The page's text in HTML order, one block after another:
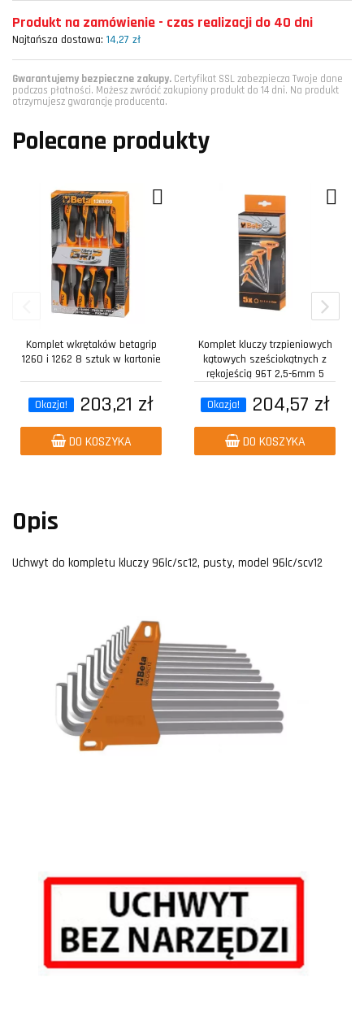
Produkt na zamówienie - czas realizacji do 40 dni
Najtańsza dostawa: 14,27 zł
Gwarantujemy bezpieczne zakupy. Certyfikat SSL zabezpiecza Twoje dane
podczas płatności. Możesz zwrócić zakupiony produkt do 14 dni. Na produkt
otrzymujesz gwarancję producenta.
Polecane produkty
Komplet wkrętaków betagrip
1260 i 1262 8 sztuk w kartonie
Okazja! 203,21 zł
DO KOSZYKA
Komplet kluczy trzpieniowych
kątowych sześciokątnych z
rękojeścią 96T 2,5-6mm 5
Okazja!
204,57 zł
DO KOSZYKA
Opis
Uchwyt do kompletu kluczy 96lc/sc12, pusty, model 96lc/scv12